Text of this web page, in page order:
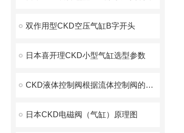
双作用型CKD空压气缸B字开头
日本喜开理CKD小型气缸选型参数
CKD液体控制阀根据流体控制阀的种类和特点
日本CKD电磁阀（气缸）原理图